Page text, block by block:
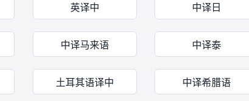
英译中 中译日
中译马来语 中译泰
土耳其语译中 中译希腊语